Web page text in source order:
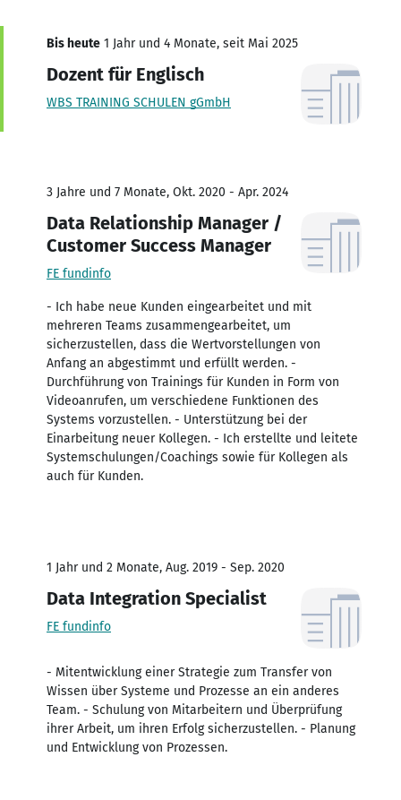
Bis heute 1 Jahr und 4 Monate, seit Mai 2025
Dozent für Englisch
WBS TRAINING SCHULEN gGmbH
3 Jahre und 7 Monate, Okt. 2020 - Apr. 2024
Data Relationship Manager /
Customer Success Manager
FE fundinfo
- Ich habe neue Kunden eingearbeitet und mit
mehreren Teams zusammengearbeitet, um
sicherzustellen, dass die Wertvorstellungen von
Anfang an abgestimmt und erfüllt werden. -
Durchführung von Trainings für Kunden in Form von
Videoanrufen, um verschiedene Funktionen des
Systems vorzustellen. - Unterstützung bei der
Einarbeitung neuer Kollegen. - Ich erstellte und leitete
Systemschulungen/Coachings sowie für Kollegen als
auch für Kunden.
1 Jahr und 2 Monate, Aug. 2019 - Sep. 2020
Data Integration Specialist
FE fundinfo
- Mitentwicklung einer Strategie zum Transfer von
Wissen über Systeme und Prozesse an ein anderes
Team. - Schulung von Mitarbeitern und Überprüfung
ihrer Arbeit, um ihren Erfolg sicherzustellen. - Planung
und Entwicklung von Prozessen.